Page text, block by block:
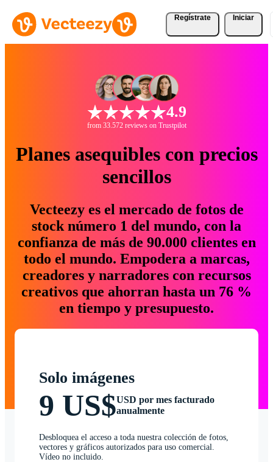
Regístrate Iniciar
4.9
from 33.572 reviews on Trustpilot
Planes asequibles con precios
sencillos
Vecteezy es el mercado de fotos de
stock número 1 del mundo, con la
confianza de más de 90.000 clientes en
todo el mundo. Empodera a marcas,
creadores y narradores con recursos
creativos que ahorran hasta un 76 %
en tiempo y presupuesto.
Solo imágenes
9 US$USD por mes facturado
anualmente
Desbloquea el acceso a toda nuestra colección de fotos,
vectores y gráficos autorizados para uso comercial.
Vídeo no incluido.